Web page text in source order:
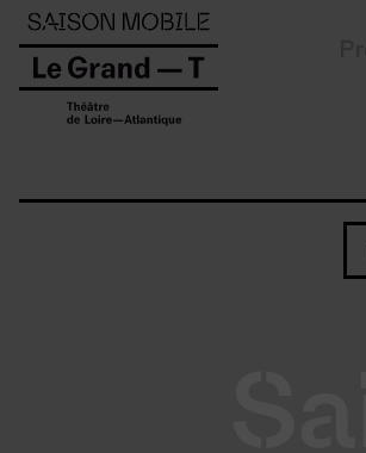
Panneau de gestion des cookies